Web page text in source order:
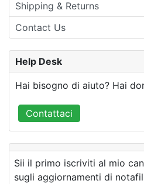
Shipping & Returns
Contact Us
Help Desk
Hai bisogno di aiuto? Hai
Contattaci
Sii il primo iscriviti al mio
sugli aggiornamenti di